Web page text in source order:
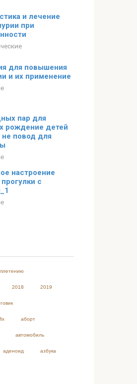
и лечение
при
для повышения
и их применение
пар для
рождение детей
повод для
настроение
с
2018 2019
аборт
автомобиль
аденоид азбука